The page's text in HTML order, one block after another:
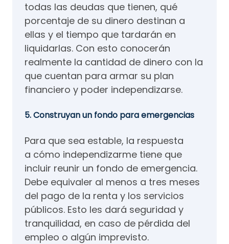
todas las deudas que tienen, qué
porcentaje de su dinero destinan a
ellas y el tiempo que tardarán en
liquidarlas. Con esto conocerán
realmente la cantidad de dinero con la
que cuentan para armar su plan
financiero y poder independizarse.
5. Construyan un fondo para emergencias
Para que sea estable, la respuesta
a cómo independizarme tiene que
incluir reunir un fondo de emergencia.
Debe equivaler al menos a tres meses
del pago de la renta y los servicios
públicos. Esto les dará seguridad y
tranquilidad, en caso de pérdida del
empleo o algún imprevisto.